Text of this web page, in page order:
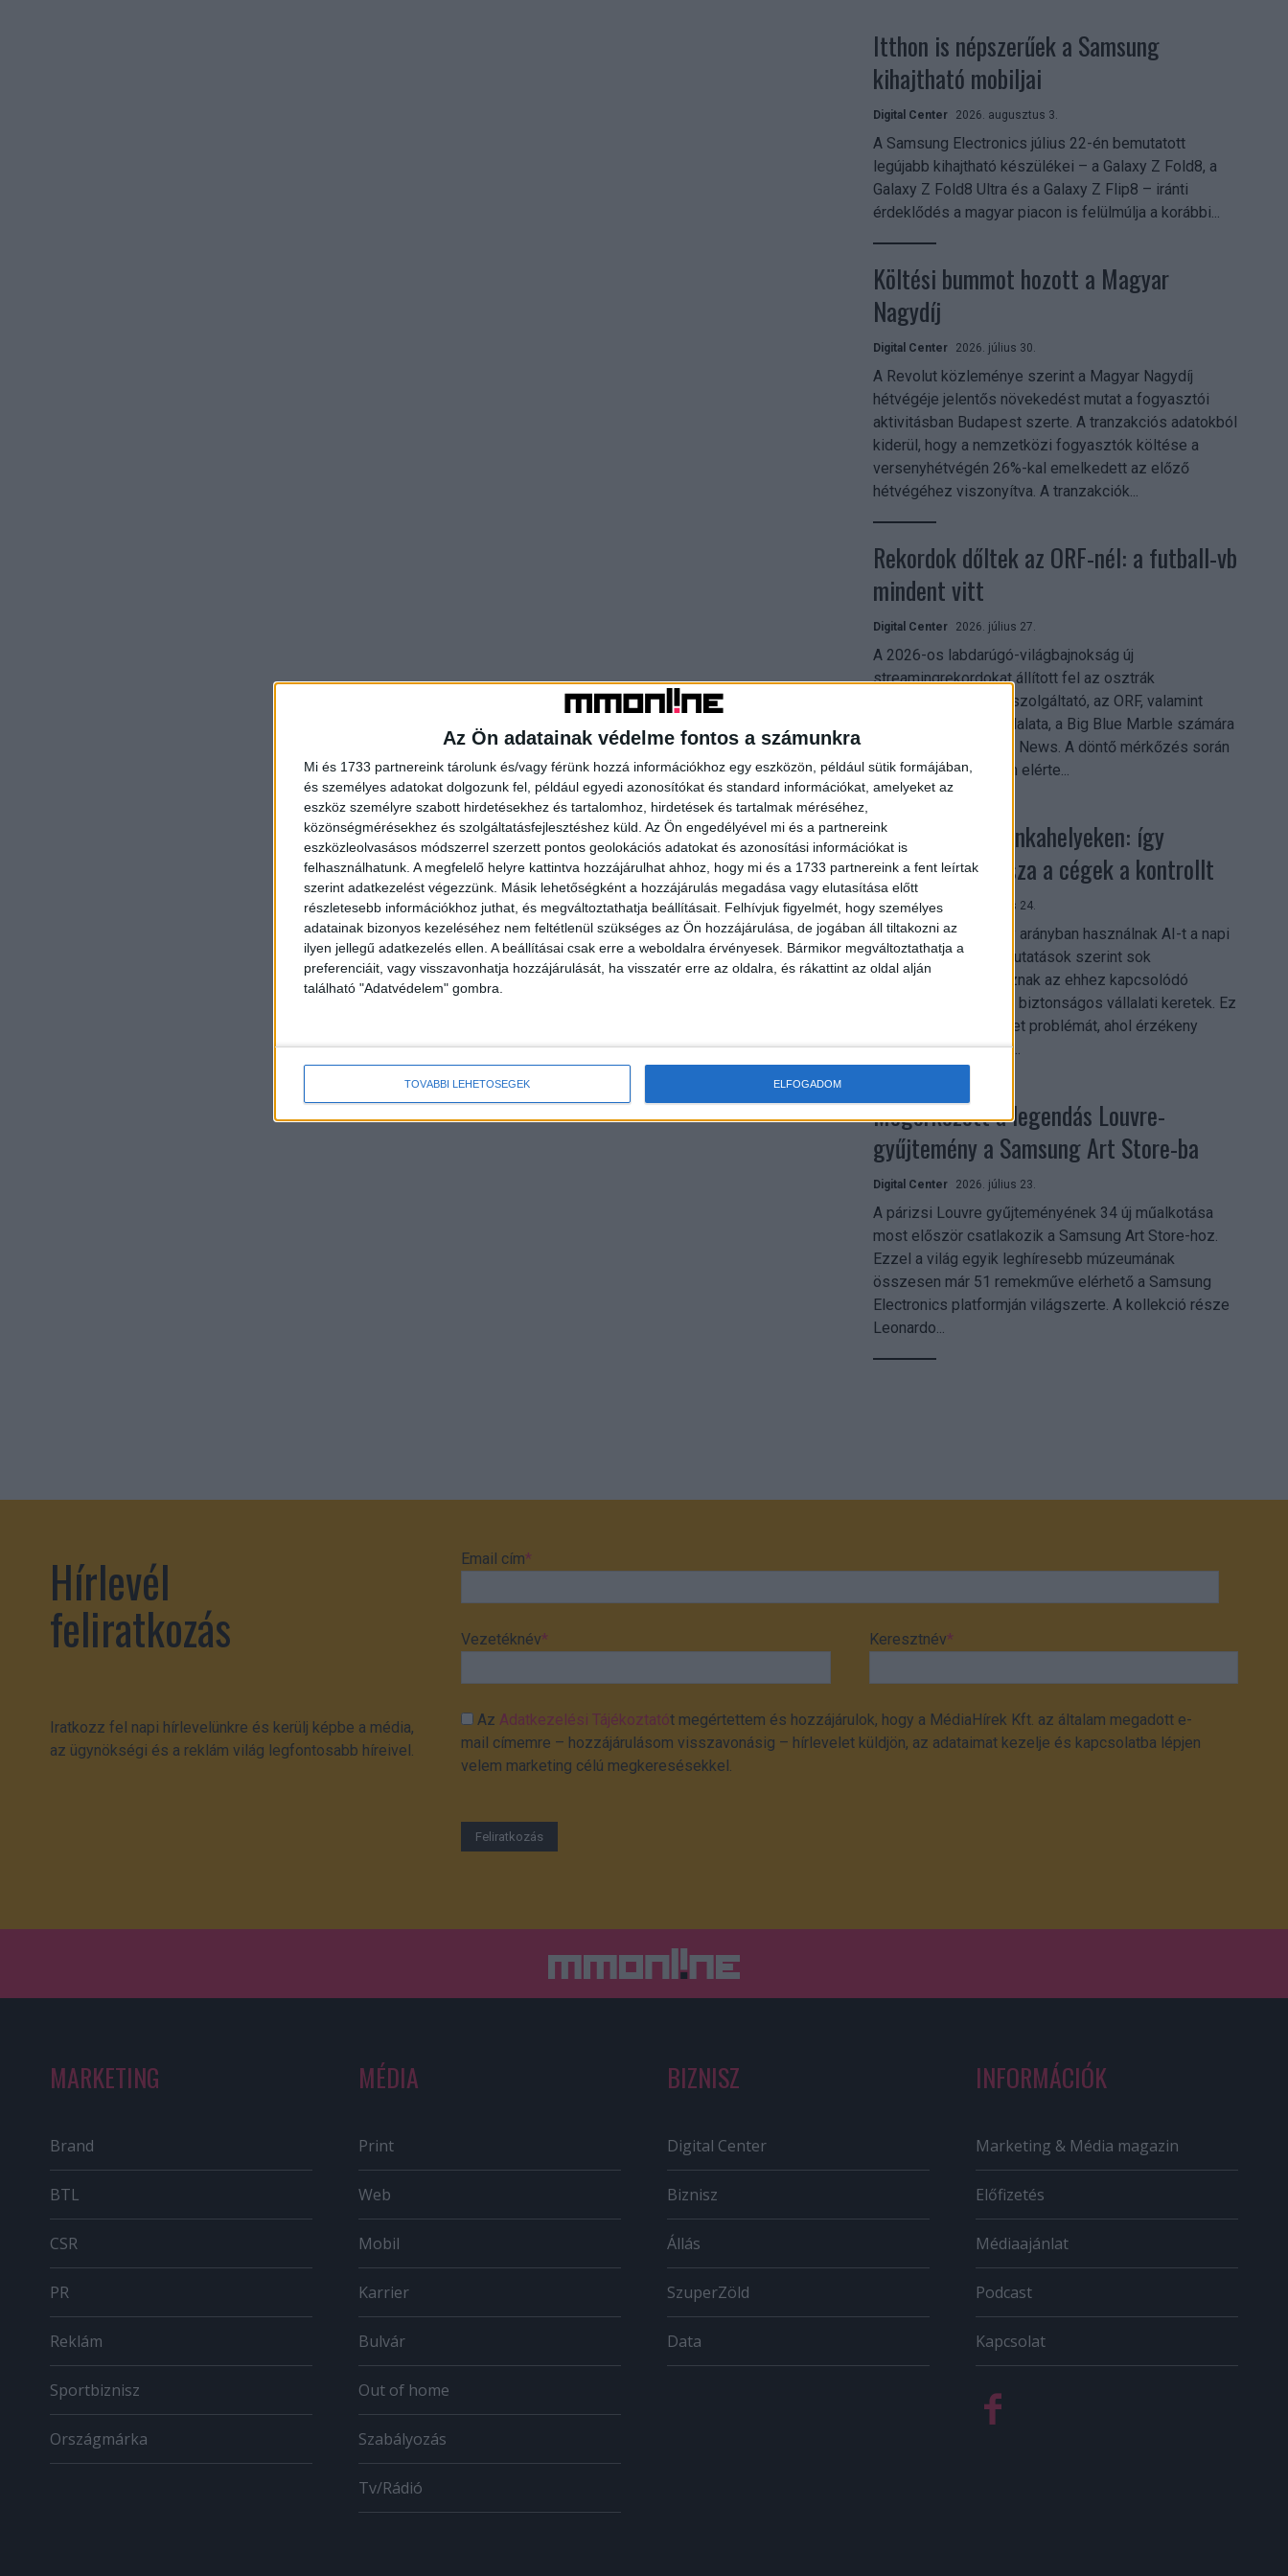
Az Ön adatainak védelme fontos a számunkra
Mi és 1733 partnereink tárolunk és/vagy férünk hozzá információkhoz egy eszközön, például sütik formájában,
és személyes adatokat dolgozunk fel, például egyedi azonosítókat és standard információkat, amelyeket az
eszköz személyre szabott hirdetésekhez és tartalomhoz, hirdetések és tartalmak méréséhez,
közönségmérésekhez és szolgáltatásfejlesztéshez küld. Az Ön engedélyével mi és a partnereink
eszközleolvasásos módszerrel szerzett pontos geolokációs adatokat és azonosítási információkat is
felhasználhatunk. A megfelelő helyre kattintva hozzájárulhat ahhoz, hogy mi és a 1733 partnereink a fent leírtak
szerint adatkezelést végezzünk. Másik lehetőségként a hozzájárulás megadása vagy elutasítása előtt
részletesebb információkhoz juthat, és megváltoztathatja beállításait. Felhívjuk figyelmét, hogy személyes
adatainak bizonyos kezeléséhez nem feltétlenül szükséges az Ön hozzájárulása, de jogában áll tiltakozni az
ilyen jellegű adatkezelés ellen. A beállításai csak erre a weboldalra érvényesek. Bármikor megváltoztathatja a
preferenciáit, vagy visszavonhatja hozzájárulását, ha visszatér erre az oldalra, és rákattint az oldal alján
található "Adatvédelem" gombra.
TOVÁBBI LEHETŐSÉGEK ELFOGADOM
Itthon is népszerűek a Samsung
kihajtható mobiljai
Digital Center 2026. augusztus 3.
A Samsung Electronics július 22-én bemutatott
legújabb kihajtható készülékei – a Galaxy Z Fold8, a
Galaxy Z Fold8 Ultra és a Galaxy Z Flip8 – iránti
érdeklődés a magyar piacon is felülmúlja a korábbi...
Költési bummot hozott a Magyar
Nagydíj
Digital Center 2026. július 30.
A Revolut közleménye szerint a Magyar Nagydíj
hétvégéje jelentős növekedést mutat a fogyasztói
aktivitásban Budapest szerte. A tranzakciós adatokból
kiderül, hogy a nemzetközi fogyasztók költése a
versenyhétvégén 26%-kal emelkedett az előző
hétvégéhez viszonyítva. A tranzakciók...
Rekordok dőltek az ORF-nél: a futball-vb
mindent vitt
Digital Center 2026. július 27.
A 2026-os labdarúgó-világbajnokság új
streamingrekordokat állított fel az osztrák
közszolgálati műsorszolgáltató, az ORF, valamint
technológiai leányvállalata, a Big Blue Marble számára
– írja a Broadband TV News. A döntő mérkőzés során
az átlagos nézőszám elérte...
Shadow AI a munkahelyeken: így
szerezhetik vissza a cégek a kontrollt
Digital Center 2026. július 24.
A munkavállalók nagy arányban használnak AI-t a napi
munkában, ám friss kutatások szerint sok
szervezetnél hiányoznak az ehhez kapcsolódó
világos irányelvek és biztonságos vállalati keretek. Ez
különösen ott jelenthet problémát, ahol érzékeny
üzleti információkkal...
Megérkezett a legendás Louvre-
gyűjtemény a Samsung Art Store-ba
Digital Center 2026. július 23.
A párizsi Louvre gyűjteményének 34 új műalkotása
most először csatlakozik a Samsung Art Store-hoz.
Ezzel a világ egyik leghíresebb múzeumának
összesen már 51 remekműve elérhető a Samsung
Electronics platformján világszerte. A kollekció része
Leonardo...
Hírlevél
feliratkozás
Iratkozz fel napi hírlevelünkre és kerülj képbe a média,
az ügynökségi és a reklám világ legfontosabb híreivel.
Email cím*
Vezetéknév* Keresztnév*
AzAdatkezelési Tájékoztatót megértettem és hozzájárulok, hogy a MédiaHírek Kft. az általam megadott e-
mail címemre – hozzájárulásom visszavonásig – hírlevelet küldjön, az adataimat kezelje és kapcsolatba lépjen
velem marketing célú megkeresésekkel.
MARKETING
Brand
BTL
CSR
PR
Reklám
Sportbiznisz
Országmárka
MÉDIA
Print
Web
Mobil
Karrier
Bulvár
Out of home
Szabályozás
Tv/Rádió
BIZNISZ
Digital Center
Biznisz
Állás
SzuperZöld
Data
INFORMÁCIÓK
Marketing & Média magazin
Előfizetés
Médiaajánlat
Podcast
Kapcsolat